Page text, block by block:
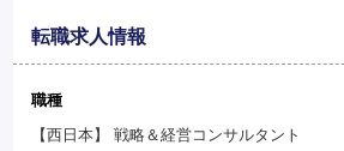
転職求人情報
職種
【西日本】 戦略＆経営コンサルタント